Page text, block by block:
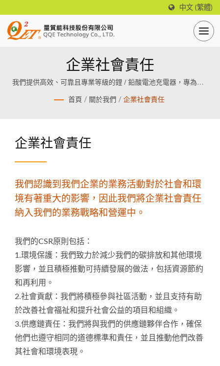
中文 (繁體)
企業社會責任
我們提供高效、可靠且專業等級的鋰 / 鉛酸電池充電器，專為鋰 /
鉛酸電池設計製造。
首頁 / 關於我們 / 企業社會責任
企業社會責任
我們認識到我們企業的業務活動對於社會和環
境有著重大的影響，因此我們將企業社會責任
納入我們的業務戰略和營運中。
我們的CSR原則包括：
1.環境保護：我們致力於減少我們的碳排放和其他環境
影響，並且積極推動可持續發展的做法，包括資源節約
和再利用。
2.社會貢獻：我們將積極參與社區活動，並且支持有助
於改善社會福祉和提升社會公益的項目和組織。
3.供應鏈責任：我們將與我們的供應鏈夥伴合作，確保
他們也遵守相同的道德標準和責任，並且推動他們改善
其社會和環境表現。